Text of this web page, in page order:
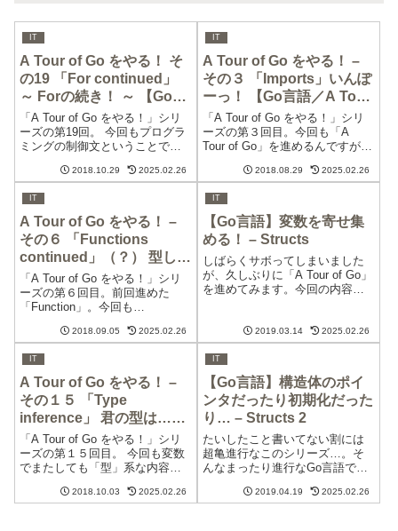
IT
A Tour of Go をやる！ そ
の19 「For continued」
～ Forの続き！ ～ 【Go言
語／A Tour of Go】
「A Tour of Go をやる！」シリ
ーズの第19回。 今回もプログラ
ミングの制御文ということでル
係する内容です。
2018.10.29 2025.02.26
IT
A Tour of Go をやる！ –
その３ 「Imports」いんぽ
ーっ！ 【Go言語／A Tour
of Go】
「A Tour of Go をやる！」シリ
ーズの第３回目。今回も「A
Tour of Go」を進めるんですが、
て…、今回はうっすい内容にな
2018.08.29 2025.02.26
IT
A Tour of Go をやる！ –
その６ 「Functions
continued」（？） 型しょ
～略っ！ 【Go言語／A
Tour of Go】
「A Tour of Go をやる！」シリ
ーズの第６回目。前回進めた
「Function」。今回も
す。それとこれまでの記事の内
き進んできましたが、今回は更
に極薄な中身となりそうで...
2018.09.05 2025.02.26
IT
【Go言語】変数を寄せ集
める！ – Structs
しばらくサボってしまいました
が、久しぶりに「A Tour of Go」
を進めてみます。今回の内容は
もある概念で、そこではオブジ
ェクト指向でいう Class に近い
ものなん...
2019.03.14 2025.02.26
IT
A Tour of Go をやる！ –
その１５ 「Type
inference」 君の型は…？
【Go言語／A Tour of
Go】
「A Tour of Go をやる！」シリ
ーズの第１５回目。 今回も変数
でまたしても「型」系な内容。
使ってた暗黙的なアレのことを
2018.10.03 2025.02.26
IT
【Go言語】構造体のポイ
ンタだったり初期化だった
り… – Structs 2
たいしたこと書いてない割には
超亀進行なこのシリーズ…。そ
んなまったり進行なGo言語です
Structs（構造体） の続きになり
2019.04.19 2025.02.26